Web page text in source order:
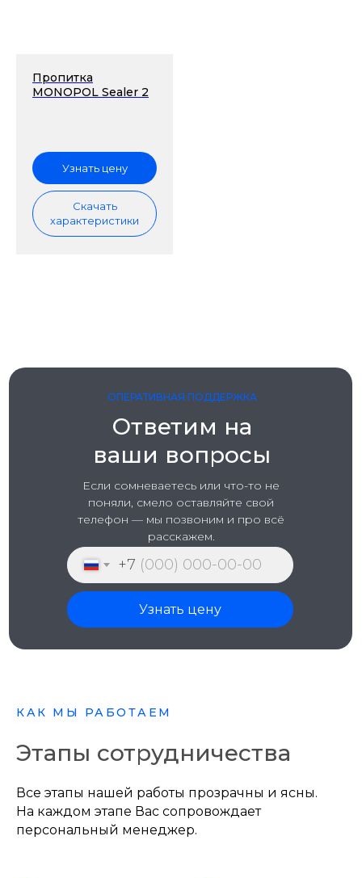
Пропитка
MONOPOL Sealer 2
Узнать цену
Скачать
характеристики
+7
Узнать цену
ОПЕРАТИВНАЯ ПОДДЕРЖКА
Ответим на
ваши вопросы
Если сомневаетесь или чтo-то не
поняли, смело оставляйте свой
телефон — мы позвоним и про всё
расскажем.
КАК МЫ РАБОТАЕМ
Этапы сотрудничества
Все этапы нашей работы прозрачны и ясны.
На каждом этапе Вас сопровождает
персональный менеджер.
ООО «ИНРЕС» основана 10 апреля 2017
поставки товаров, при котором клиент
100% уверен в поставщике -
КАЧЕСТВЕННЫЙ ТОВАР В НУЖНЫЙ СРОК